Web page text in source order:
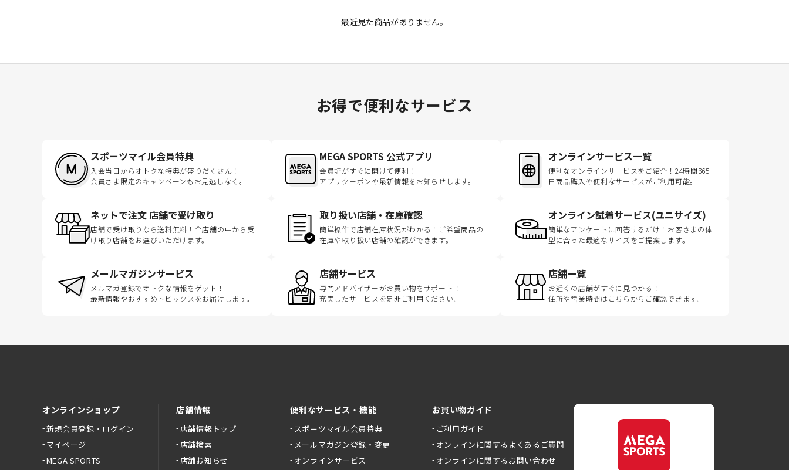
最近見た商品がありません。
お得で便利なサービス
スポーツマイル会員特典
入会当日からオトクな特典が盛りだくさん！
会員さま限定のキャンペーンもお見逃しなく。
MEGA SPORTS 公式アプリ
会員証がすぐに開けて便利！
アプリクーポンや最新情報をお知らせします。
オンラインサービス一覧
便利なオンラインサービスをご紹介！24時間365
日商品購入や便利なサービスがご利用可能。
ネットで注文 店舗で受け取り
店舗で受け取りなら送料無料！全店舗の中から受
け取り店舗をお選びいただけます。
取り扱い店舗・在庫確認
簡単操作で店舗在庫状況がわかる！ご希望商品の
在庫や取り扱い店舗の確認ができます。
オンライン試着サービス(ユニサイズ)
簡単なアンケートに回答するだけ！お客さまの体
型に合った最適なサイズをご提案します。
メールマガジンサービス
メルマガ登録でオトクな情報をゲット！
最新情報やおすすめトピックスをお届けします。
店舗サービス
専門アドバイザーがお買い物をサポート！
充実したサービスを是非ご利用ください。
店舗一覧
お近くの店舗がすぐに見つかる！
住所や営業時間はこちらからご確認できます。
オンラインショップ
新規会員登録・ログイン
マイページ
MEGA SPORTS
店舗情報
店舗情報トップ
店舗検索
店舗お知らせ
便利なサービス・機能
スポーツマイル会員特典
メールマガジン登録・変更
オンラインサービス
お買い物ガイド
ご利用ガイド
オンラインに関するよくあるご質問
オンラインに関するお問い合わせ